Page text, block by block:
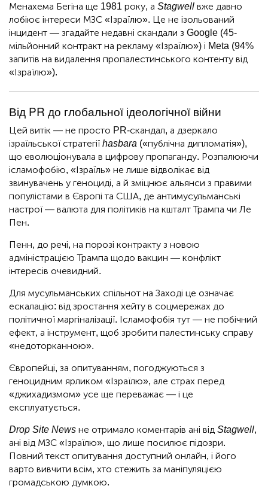
Менахема Бегіна ще 1981 року, а Stagwell вже давно
лобіює інтереси МЗС «Ізраїлю». Це не ізольований
інцидент — згадайте недавні скандали з Google (45-
мільйонний контракт на рекламу «Ізраїлю») і Meta (94%
запитів на видалення пропалестинського контенту від
«Ізраїлю»).
Від PR до глобальної ідеологічної війни
Цей витік — не просто PR-скандал, а дзеркало
ізраїльської стратегії hasbara («публічна дипломатія»),
що еволюціонувала в цифрову пропаганду. Розпалюючи
ісламофобію, «Ізраїль» не лише відволікає від
звинувачень у геноциді, а й зміцнює альянси з правими
популістами в Європі та США, де антимусульманські
настрої — валюта для політиків на кшталт Трампа чи Ле
Пен.
Пенн, до речі, на порозі контракту з новою
адміністрацією Трампа щодо вакцин — конфлікт
інтересів очевидний.
Для мусульманських спільнот на Заході це означає
ескалацію: від зростання хейту в соцмережах до
політичної маргіналізації. Ісламофобія тут — не побічний
ефект, а інструмент, щоб зробити палестинську справу
«недоторканною».
Європейці, за опитуванням, погоджуються з
геноцидним ярликом «Ізраїлю», але страх перед
«джихадизмом» усе ще переважає — і це
експлуатується.
Drop Site News не отримало коментарів ані від Stagwell,
ані від МЗС «Ізраїлю», що лише посилює підозри.
Повний текст опитування доступний онлайн, і його
варто вивчити всім, хто стежить за маніпуляцією
громадською думкою.